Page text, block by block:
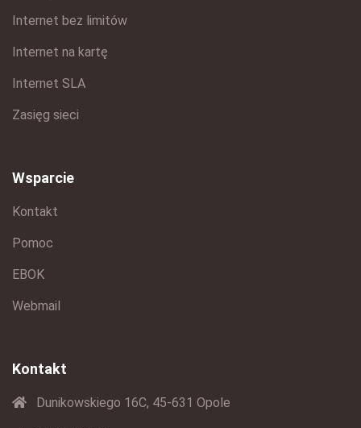
Internet bez limitów
Internet na kartę
Internet SLA
Zasięg sieci
Wsparcie
Kontakt
Pomoc
EBOK
Webmail
Kontakt
Dunikowskiego 16C, 45-631 Opole